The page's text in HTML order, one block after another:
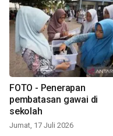
FOTO - Penerapan
pembatasan gawai di
sekolah
Jumat, 17 Juli 2026